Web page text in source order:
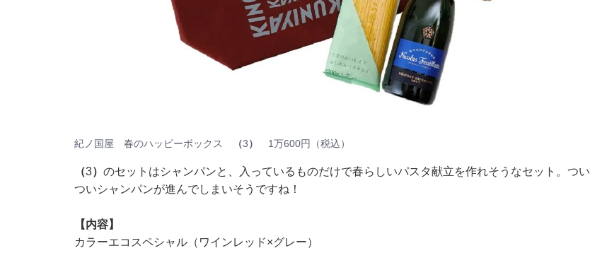
紀ノ国屋 春のハッピーボックス （3） 1万600円（税込）
（3） のセットはシャンパンと、入っているものだけで春らしいパスタ献立を作れそうなセット。つい
ついシャンパンが進んでしまいそうですね！
【内容】
カラーエコスペシャル（ワインレッド×グレー）